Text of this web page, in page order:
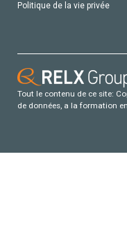
Politique de la vie privée
Tout le contenu de ce site:
de données, a la formation